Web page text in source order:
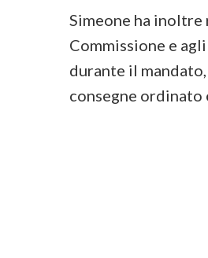
Simeone ha
Commissione e
durante il
consegne ordinato